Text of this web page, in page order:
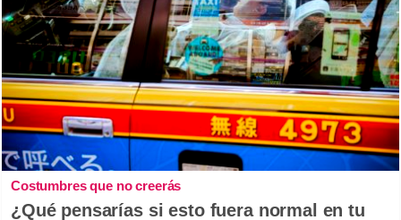
Costumbres que no creerás
¿Qué pensarías si esto fuera normal en tu